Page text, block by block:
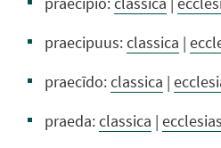
praecipuus:classica |
praecīdo:classica |
praeda:classica |